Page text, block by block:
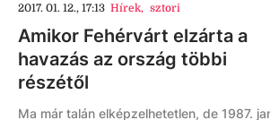
2017. 01. 12., 17:13 Hírek, sztori
Amikor Fehérvárt elzárta a
havazás az ország többi
részétől
Ma már talán elképzelhetetlen, de 1987.